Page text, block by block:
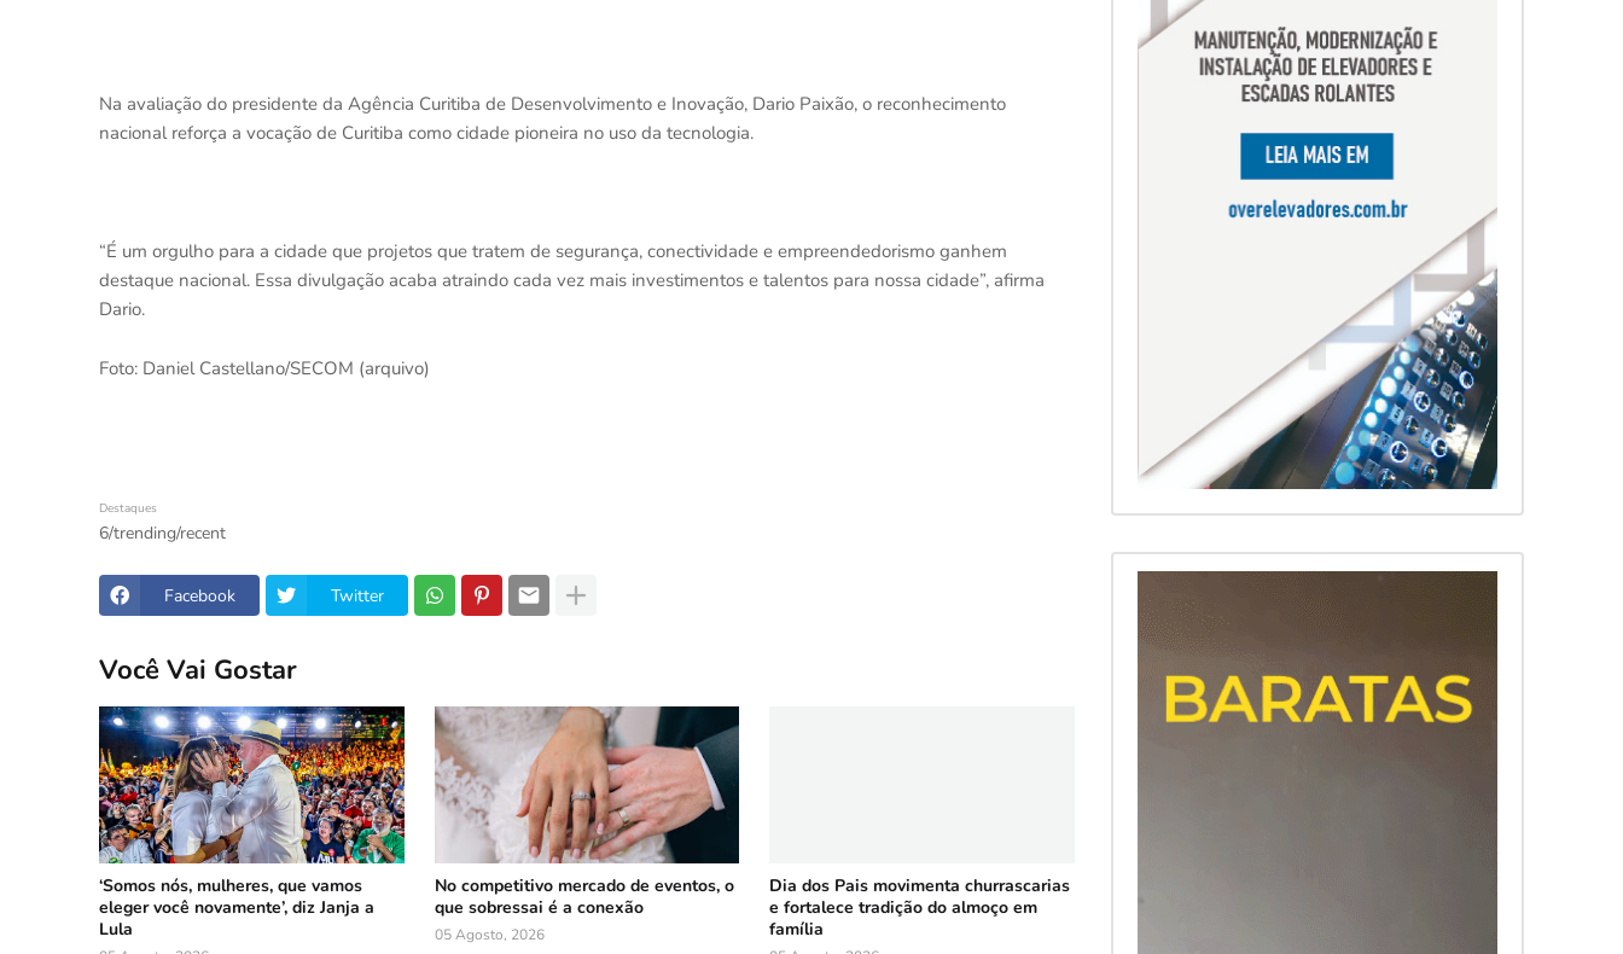
Na avaliação do presidente da Agência Curitiba de Desenvolvimento e Inovação, Dario Paixão, o reconhecimento
nacional reforça a vocação de Curitiba como cidade pioneira no uso da tecnologia.
“É um orgulho para a cidade que projetos que tratem de segurança, conectividade e empreendedorismo ganhem
destaque nacional. Essa divulgação acaba atraindo cada vez mais investimentos e talentos para nossa cidade”, afirma
Dario.
Foto: Daniel Castellano/SECOM (arquivo)
Destaques
6/trending/recent
Facebook Twitter
Você Vai Gostar
‘Somos nós, mulheres, que vamos
eleger você novamente’, diz Janja a
Lula
No competitivo mercado de eventos, o
que sobressai é a conexão
05 Agosto, 2026
Dia dos Pais movimenta churrascarias
e fortalece tradição do almoço em
família